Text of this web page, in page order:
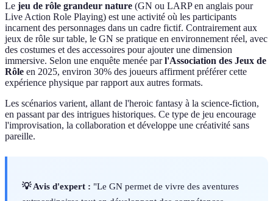
Le jeu de rôle grandeur nature (GN ou LARP en anglais pour
Live Action Role Playing) est une activité où les participants
incarnent des personnages dans un cadre fictif. Contrairement aux
jeux de rôle sur table, le GN se pratique en environnement réel, avec
des costumes et des accessoires pour ajouter une dimension
immersive. Selon une enquête menée parl'Association des Jeux de
Rôle en 2025, environ 30% des joueurs affirment préférer cette
expérience physique par rapport aux autres formats.
Les scénarios varient, allant de l'heroic fantasy à la science-fiction,
en passant par des intrigues historiques. Ce type de jeu encourage
l'improvisation, la collaboration et développe une créativité sans
pareille.
💡 Avis d'expert : "Le GN permet de vivre des aventures